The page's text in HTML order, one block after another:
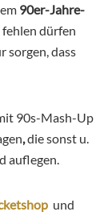
90er-Jahre-
dürfen
sorgen, dass
90s-Mash-Up
,die sonst u.
auflegen.
und